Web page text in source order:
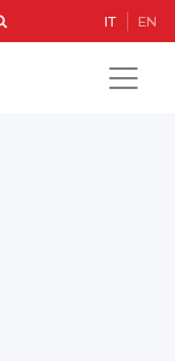
Eventi
My Civica IT EN